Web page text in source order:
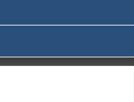
Europos
mechanizmų iš dalies